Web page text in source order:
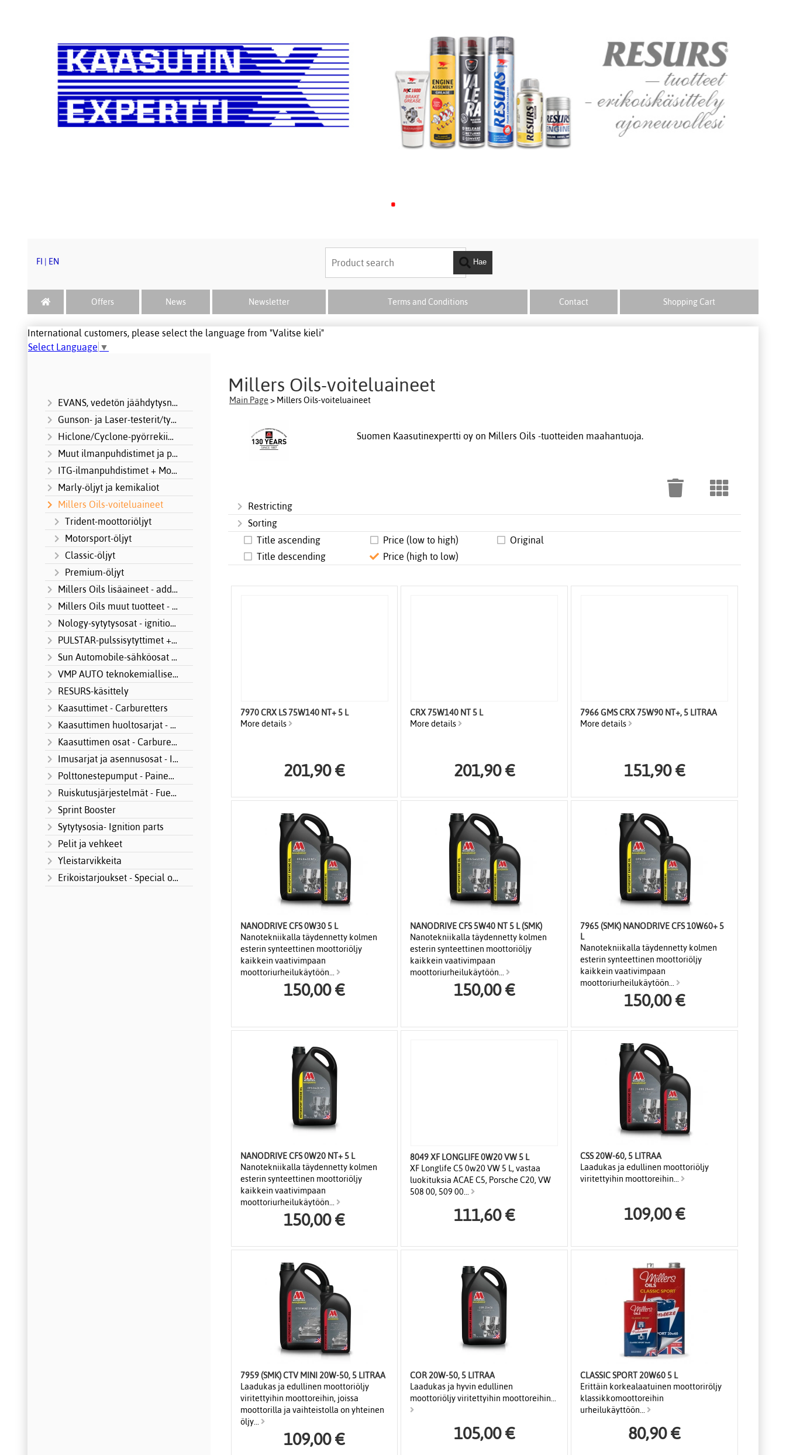
.
FI EN Hae
Offers News Newsletter Terms and Conditions Contact Shopping Cart
International customers, please select the language from "Valitse kieli"
Select Language ▼
EVANS, vedetön jäähdytysneste
Gunson- ja Laser-testerit/työkalut
Hiclone/Cyclone-pyörrekiihdyttimet
Muut ilmanpuhdistimet ja panokset
ITG-ilmanpuhdistimet + Motorsport
Marly-öljyt ja kemikaliot
Millers Oils-voiteluaineet
Trident-moottoriöljyt
Motorsport-öljyt
Classic-öljyt
Premium-öljyt
Millers Oils lisäaineet - additives
Millers Oils muut tuotteet - other produ
Nology-sytytysosat - ignition systems
PULSTAR-pulssisytyttimet + Motorsport
Sun Automobile-sähköosat MOTORSPORT
VMP AUTO teknokemialliset tuotteet
RESURS-käsittely
Kaasuttimet - Carburetters
Kaasuttimen huoltosarjat - Carburetter S
Kaasuttimen osat - Carburetter parts
Imusarjat ja asennusosat - Intake manifo
Polttonestepumput - Paineensäätimet
Ruiskutusjärjestelmät - Fuel Injection
Sprint Booster
Sytytysosia- Ignition parts
Pelit ja vehkeet
Yleistarvikkeita
Erikoistarjoukset - Special offers
Millers Oils-voiteluaineet
Main Page > Millers Oils-voiteluaineet
Suomen Kaasutinexpertti oy on Millers Oils -tuotteiden maahantuoja.
Restricting
Sorting
Title ascending
Title descending
Price (low to high)
Price (high to low)
Original
7970 CRX LS 75W140 NT+ 5 L
More details
201,90 €
CRX 75W140 NT 5 L
More details
201,90 €
7966 GMS CRX 75W90 NT+, 5 LITRAA
More details
151,90 €
NANODRIVE CFS 0W30 5 L
Nanotekniikalla täydennetty kolmen
esterin synteettinen moottoriöljy
kaikkein vaativimpaan
moottoriurheilukäytöön...
150,00 €
NANODRIVE CFS 5W40 NT 5 L (SMK)
Nanotekniikalla täydennetty kolmen
esterin synteettinen moottoriöljy
kaikkein vaativimpaan
moottoriurheilukäytöön...
150,00 €
7965 (SMK) NANODRIVE CFS 10W60+ 5
L
Nanotekniikalla täydennetty kolmen
esterin synteettinen moottoriöljy
kaikkein vaativimpaan
moottoriurheilukäytöön...
150,00 €
NANODRIVE CFS 0W20 NT+ 5 L
Nanotekniikalla täydennetty kolmen
esterin synteettinen moottoriöljy
kaikkein vaativimpaan
moottoriurheilukäytöön...
150,00 €
8049 XF LONGLIFE 0W20 VW 5 L
XF Longlife C5 0w20 VW 5 L, vastaa
luokituksia ACAE C5, Porsche C20, VW
508 00, 509 00...
111,60 €
CSS 20W-60, 5 LITRAA
Laadukas ja edullinen moottoriöljy
viritettyihin moottoreihin...
109,00 €
7959 (SMK) CTV MINI 20W-50, 5 LITRAA
Laadukas ja edullinen moottoriöljy
viritettyihin moottoreihin, joissa
moottorilla ja vaihteistolla on yhteinen
öljy...
109,00 €
COR 20W-50, 5 LITRAA
Laadukas ja hyvin edullinen
moottoriöljy viritettyihin moottoreihin...
105,00 €
CLASSIC SPORT 20W60 5 L
Erittäin korkealaatuinen moottoriröljy
klassikkomoottoreihin
urheilukäyttöön...
80,90 €